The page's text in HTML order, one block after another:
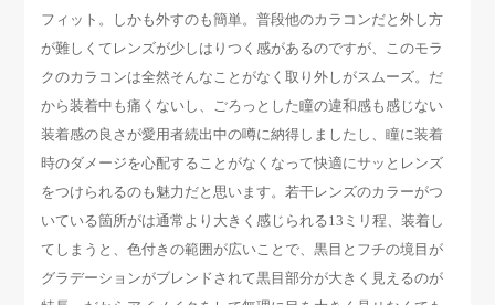
フィット。しかも外すのも簡単。普段他のカラコンだと外し方
が難しくてレンズが少しはりつく感があるのですが、このモラ
クのカラコンは全然そんなことがなく取り外しがスムーズ。だ
から装着中も痛くないし、ごろっとした瞳の違和感も感じない
装着感の良さが愛用者続出中の噂に納得しましたし、瞳に装着
時のダメージを心配することがなくなって快適にサッとレンズ
をつけられるのも魅力だと思います。若干レンズのカラーがつ
いている箇所がは通常より大きく感じられる13ミリ程、装着し
てしまうと、色付きの範囲が広いことで、黒目とフチの境目が
グラデーションがブレンドされて黒目部分が大きく見えるのが